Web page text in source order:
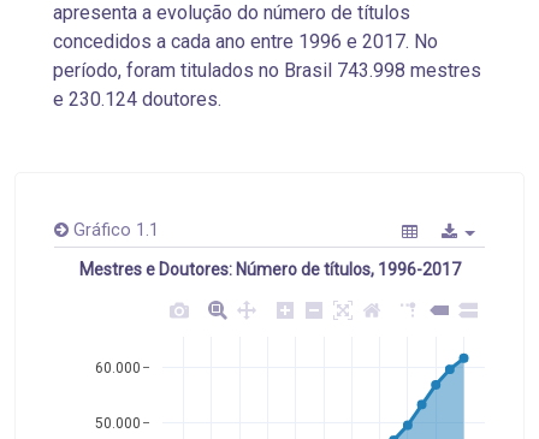
apresenta a evolução do número de títulos
concedidos a cada ano entre 1996 e 2017. No
período, foram titulados no Brasil 743.998 mestres
e 230.124 doutores.
Gráfico 1.1
Mestres e Doutores: Número de títulos, 1996-2017
50.000
60.000